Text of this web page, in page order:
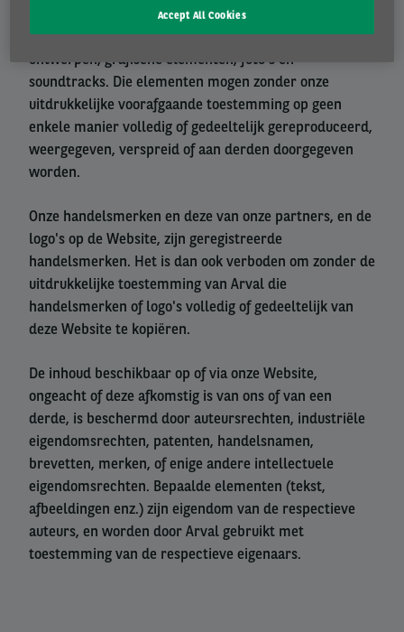
elementen die deel uitmaken van deze Website, in het
bijzonder (maar niet beperkt tot) de gegevens,
ontwerpen, grafische elementen, foto's en
soundtracks. Die elementen mogen zonder onze
uitdrukkelijke voorafgaande toestemming op geen
enkele manier volledig of gedeeltelijk gereproduceerd,
weergegeven, verspreid of aan derden doorgegeven
worden.
Onze handelsmerken en deze van onze partners, en de
logo's op de Website, zijn geregistreerde
handelsmerken. Het is dan ook verboden om zonder de
uitdrukkelijke toestemming van Arval die
handelsmerken of logo's volledig of gedeeltelijk van
deze Website te kopiëren.
De inhoud beschikbaar op of via onze Website,
ongeacht of deze afkomstig is van ons of van een
derde, is beschermd door auteursrechten, industriële
eigendomsrechten, patenten, handelsnamen,
brevetten, merken, of enige andere intellectuele
eigendomsrechten. Bepaalde elementen (tekst,
afbeeldingen enz.) zijn eigendom van de respectieve
auteurs, en worden door Arval gebruikt met
toestemming van de respectieve eigenaars.
Accept All Cookies